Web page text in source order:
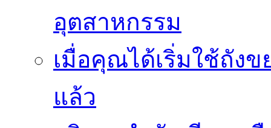
อุตสาหกรรม
เมื่อคุณได้เริ่มใช้ถัง
แล้ว